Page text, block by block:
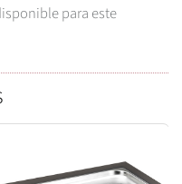
para este